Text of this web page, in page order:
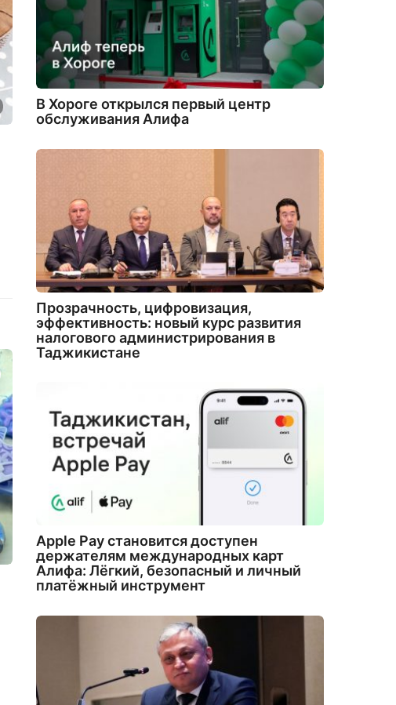
В Хороге открылся первый центр
обслуживания Алифа
Прозрачность, цифровизация,
эффективность: новый курс развития
налогового администрирования в
Таджикистане
Apple Pay становится доступен
держателям международных карт
Алифа: Лёгкий, безопасный и личный
платёжный инструмент